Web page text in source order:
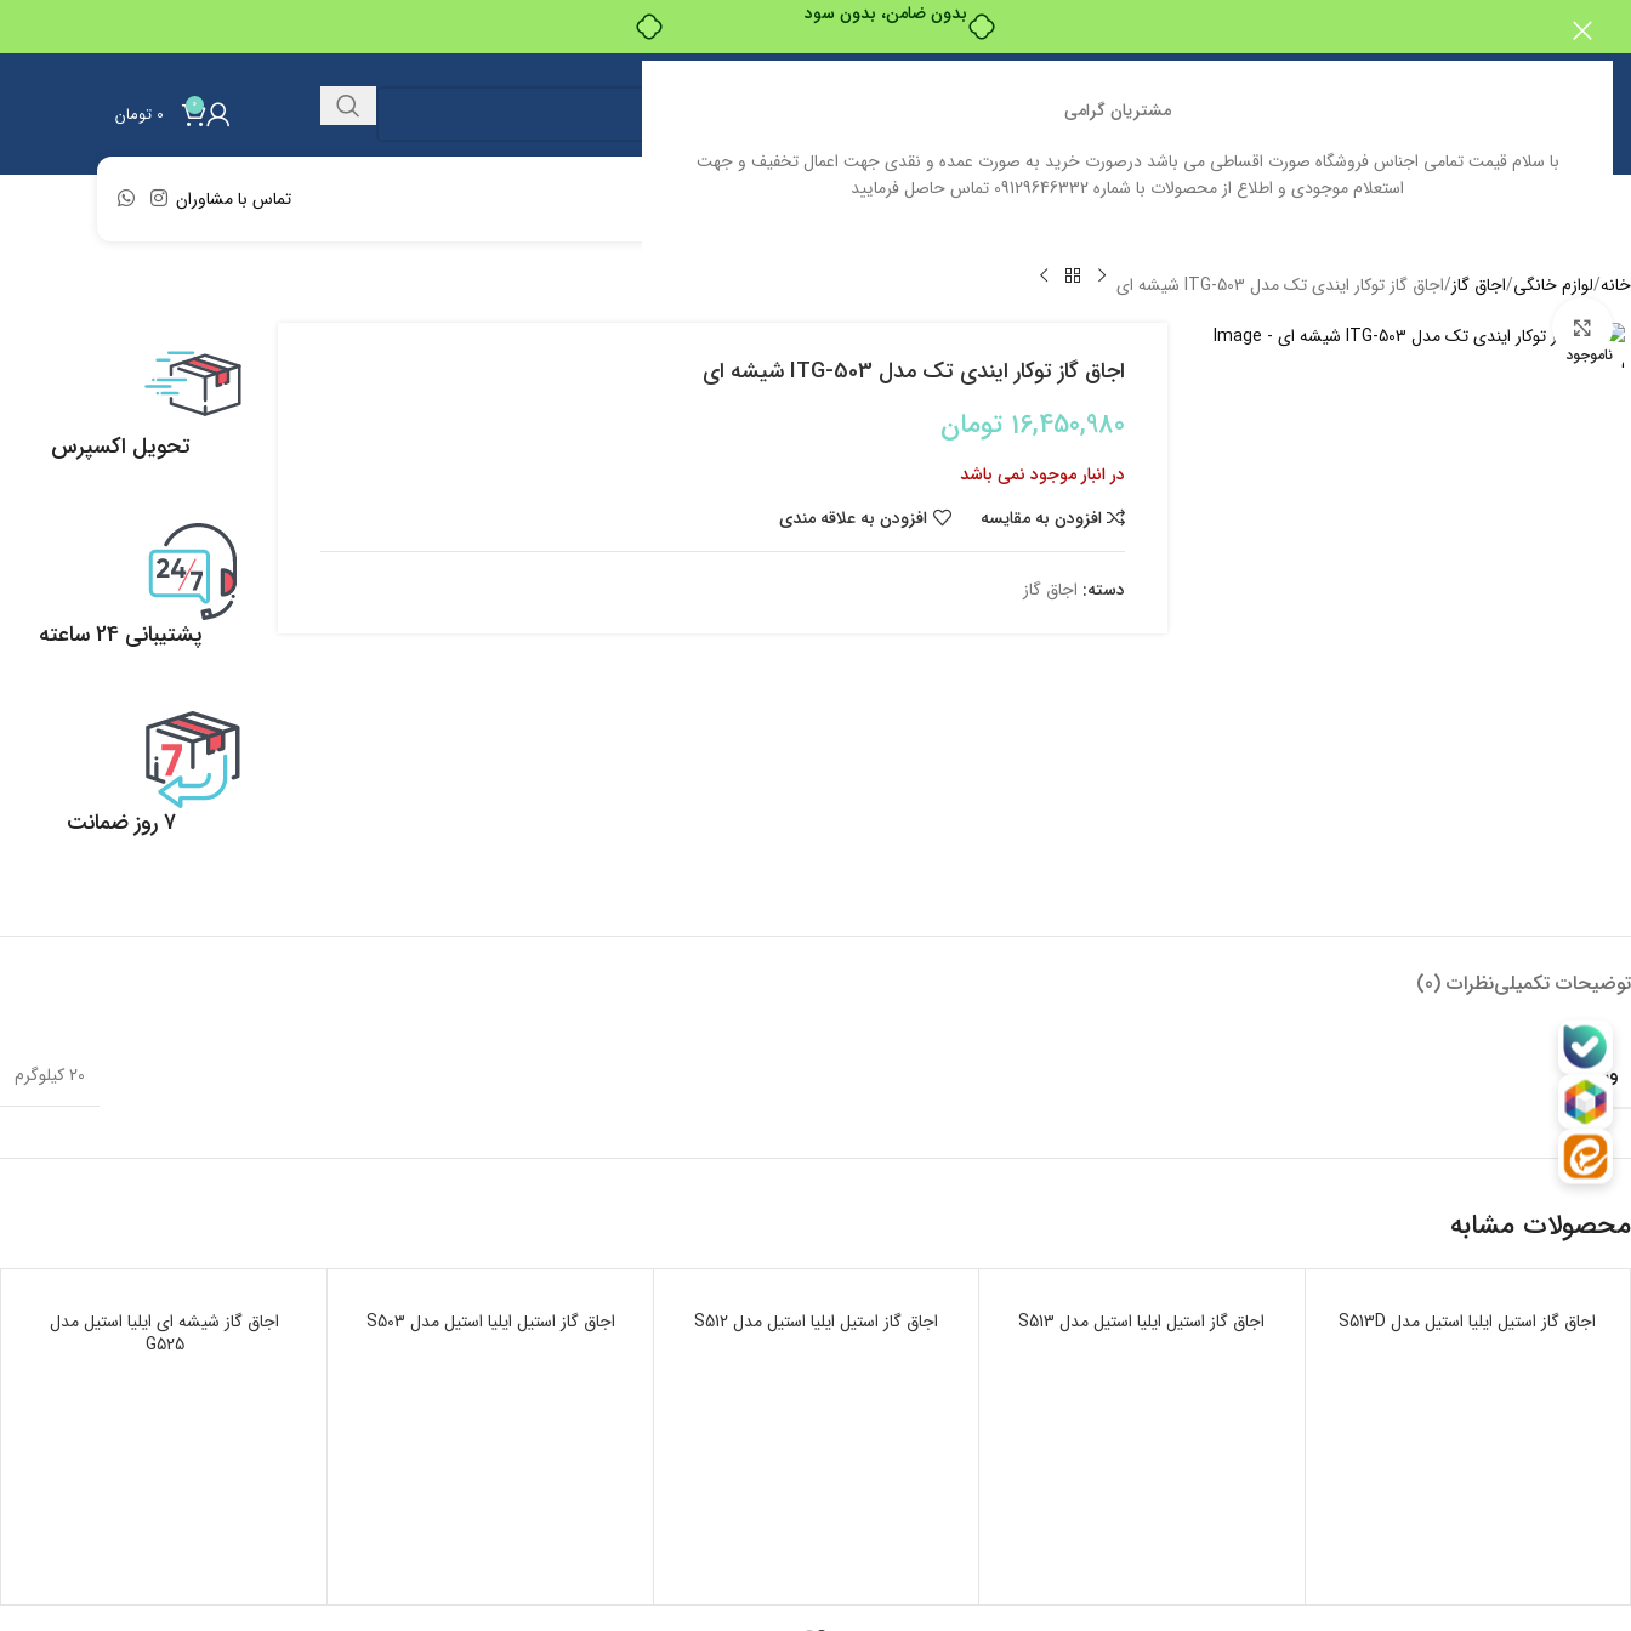
مشتریان گرامی
با سلام قیمت تمامی اجناس فروشگاه صورت اقساطی می باشد درصورت خرید به صورت عمده و نقدی جهت اعمال تخفیف و جهت
استعلام موجودی و اطلاع از محصولات با شماره 09129646332 تماس حاصل فرمایید
بدون ضامن، بدون سود
0
0 تومان
فروشگاه اینترنتی پیش بیندسته بندی محصولاتکاتالوگ محصولات درباره ما تماس با ما تماس با مشاوران
خانه لوازم خانگی اجاق گاز اجاق گاز توکار ایندی تک مدل ITG-503 شیشه ای
ناموجود
بزرگنمایی تصویر
اجاق گاز توکار ایندی تک مدل ITG-503 شیشه ای
16,450,980 تومان
در انبار موجود نمی باشد
افزودن به مقایسه
افزودن به علاقه مندی
دسته: اجاق گاز
تحویل اکسپرس
پشتیبانی 24 ساعته
7 روز ضمانت
توضیحات تکمیلینظرات (0)
وزن 20 کیلوگرم
محصولات مشابه
ناموجود
اجاق گاز استیل ایلیا استیل مدل S513D ناموجود
اجاق گاز استیل ایلیا استیل مدل S513 ناموجود
اجاق گاز استیل ایلیا استیل مدل S512 ناموجود
اجاق گاز استیل ایلیا استیل مدل S503 ناموجود
اجاق گاز شیشه ای ایلیا استیل مدل
G525